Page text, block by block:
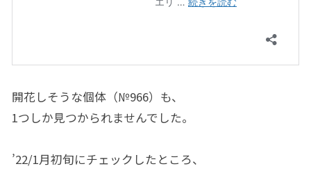
開花しそうな個体（№966）も、
1つしか見つかられませんでした。
’22/1月初旬にチェックしたところ、